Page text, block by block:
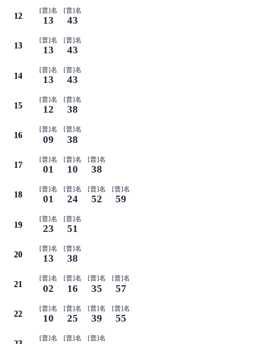
12
[普]名
13
[普]名
43
13
[普]名
13
[普]名
43
14
[普]名
13
[普]名
43
15
[普]名
12
[普]名
38
16
[普]名
09
[普]名
38
17
[普]名
01
[普]名
10
[普]名
38
18
[普]名
01
[普]名
24
[普]名
52
[普]名
59
19
[普]名
23
[普]名
51
20
[普]名
13
[普]名
38
21
[普]名
02
[普]名
16
[普]名
35
[普]名
57
22
[普]名
10
[普]名
25
[普]名
39
[普]名
55
[普]名 [普]名 [普]名